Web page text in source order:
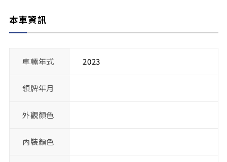
本車資訊
車輛年式 2023
領牌年月
外觀顏色
內裝顏色